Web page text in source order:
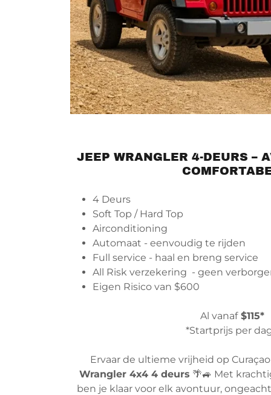
JEEP WRANGLER 4-DEURS –
4 Deurs
Soft Top / Hard Top
Airconditioning
Automaat - eenvoudig te rijden
Full service - haal en breng service
All Risk verzekering - geen
Eigen Risico van $600
Al vanaf$115*
*Startprijs per
Ervaar de ultieme vrijheid op
Wrangler 4x4 4 deurs 🌴🚙 Met
ben je klaar voor elk avontuur,